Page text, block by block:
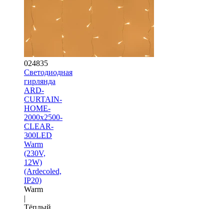
024835
Светодиодная
гирлянда
ARD-
CURTAIN-
HOME-
2000x2500-
CLEAR-
300LED
Warm
(230V,
12W)
(Ardecoled,
IP20)
Warm
|